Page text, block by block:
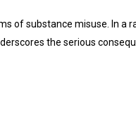
of substance misuse. In a
the serious